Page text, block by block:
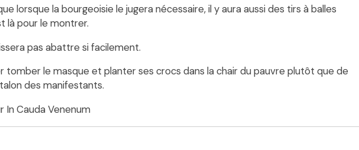
lorsque la bourgeoisie le jugera nécessaire, il y aura aussi des tirs à balles
là pour le montrer.
pas abattre si facilement.
tomber le masque et planter ses crocs dans la chair du pauvre plutôt que de
des manifestants.
In Cauda Venenum